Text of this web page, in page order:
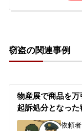
当事
害者
窃盗の関連事例
物産展で商品を
起訴処分となった
依頼